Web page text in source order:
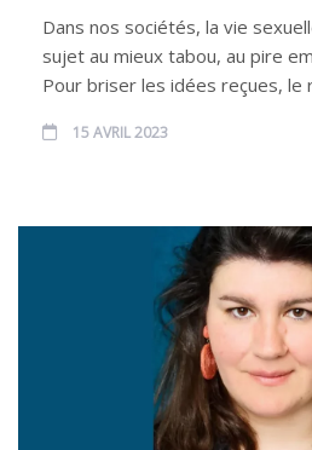
Dans nos sociétés, la vie
sujet au mieux tabou, au pire
Pour briser les idées reçues, le
15 AVRIL 2023